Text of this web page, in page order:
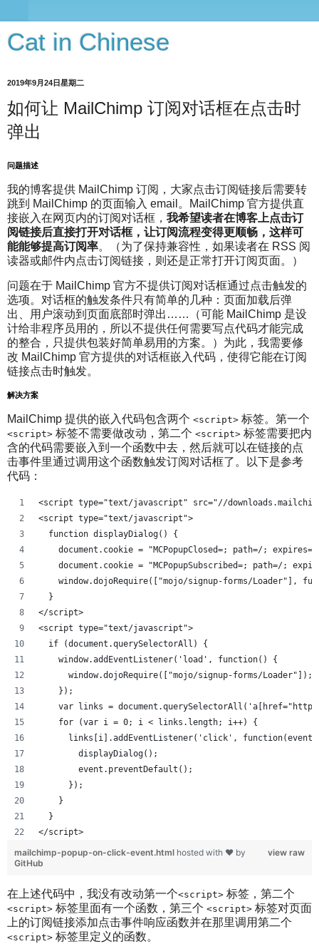
Cat in Chinese
2019年9月24日星期二
如何让 MailChimp 订阅对话框在点击时
弹出
问题描述
我的博客提供 MailChimp 订阅，大家点击订阅链接后需要转
跳到 MailChimp 的页面输入 email。MailChimp 官方提供直
接嵌入在网页内的订阅对话框， 我希望读者在博客上点击订
阅链接后直接打开对话框，让订阅流程变得更顺畅，这样可
能能够提高订阅率。（为了保持兼容性，如果读者在 RSS 阅
读器或邮件内点击订阅链接，则还是正常打开订阅页面。）
问题在于 MailChimp 官方不提供订阅对话框通过点击触发的
选项。对话框的触发条件只有简单的几种：页面加载后弹
出、用户滚动到页面底部时弹出……（可能 MailChimp 是设
计给非程序员用的，所以不提供任何需要写点代码才能完成
的整合，只提供包装好简单易用的方案。）为此，我需要修
改 MailChimp 官方提供的对话框嵌入代码，使得它能在订阅
链接点击时触发。
解决方案
MailChimp 提供的嵌入代码包含两个 <script> 标签。第一个
<script> 标签不需要做改动，第二个 <script> 标签需要把内
含的代码需要嵌入到一个函数中去，然后就可以在链接的点
击事件里通过调用这个函数触发订阅对话框了。以下是参考
代码：
<script type="text/javascript" src="//
<script type="text/javascript">
  function displayDialog() {
document.cookie = "MCPopupClosed=; path=/;
document.cookie = "MCPopupSubscribed=; path=/;
window.dojoRequire(["mojo/signup-forms/Loader"],
  }
</script>
<script type="text/javascript">
  if (document.querySelectorAll) {
    window.addEventListener('load', function() {
      window.dojoRequire(["mojo/signup-forms/Loader"]);
    });
var links =
    for (var i = 0; i < links.length; i++) {
links[i].addEventListener('click',
        displayDialog();
        event.preventDefault();
      });
    }
  }
</script>
view raw
mailchimp-popup-on-click-event.html hosted with ❤ by
GitHub
在上述代码中，我没有改动第一个<script> 标签，第二个
<script> 标签里面有一个函数，第三个 <script> 标签对页面
上的订阅链接添加点击事件响应函数并在那里调用第二个
<script> 标签里定义的函数。